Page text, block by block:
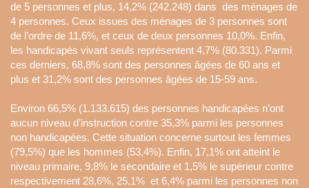
de 5 personnes et plus, 14,2% (242.248) dans des ménages de
4 personnes. Ceux issues des ménages de 3 personnes sont
de l’ordre de 11,6%, et ceux de deux personnes 10,0%. Enfin,
les handicapés vivant seuls représentent 4,7% (80.331). Parmi
ces derniers, 68,8% sont des personnes âgées de 60 ans et
plus et 31,2% sont des personnes âgées de 15-59 ans.
Environ 66,5% (1.133.615) des personnes handicapées n’ont
aucun niveau d’instruction contre 35,3% parmi les personnes
non handicapées. Cette situation concerne surtout les femmes
(79,5%) que les hommes (53,4%). Enfin, 17,1% ont atteint le
niveau primaire, 9,8% le secondaire et 1,5% le supérieur contre
respectivement 28,6%, 25,1% et 6,4% parmi les personnes non